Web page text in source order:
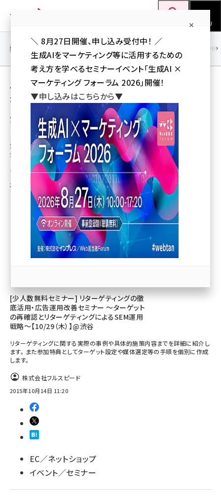
ン
MENU
seo (3524)
ai (2804)
youtube (2431)
note (2312)
セミナー (2306)
z世代 (1622)
meo (1275)
llmo (1163)
SEO アクセス解析／データ分析
用語「リマケ」 が使われている記事の一覧
全 3 記事中 1 ～ 3 を表示中
第２回【無料セミナー】6/19（金）Yahoo!
（YDN）の効果改善＆拡大ノウハウを公開！
第２回【無料セミナー】6/19（金）Yahoo!（YDN）の効果改善＆拡大ノウハウを
公開！
株式会社ブレイク・フィールド社
2015年6月1日 20:09
マーケティング／広告
[少人数無料セミナー] リターゲティングの徹
底活用・広告運用改善セミナー ～ターゲット
の再確認とリターゲティングによるSEM運用
戦略～【10/29（木）】@渋谷
リターゲティングに関する実際の事例や具体的施策内容までを詳細に紹介し
ます。 また参加特典としてターゲット設定や媒体選定等の手順を個別に作成
します。
株式会社フルスピード
2015年10月14日 11:20
EC／ネットショップ
イベント／セミナー
＼ 8月27日開催、申し込み受付中！ ／
生成AIをマーケティング等に活用するための
考え方を学べるセミナーイベント「生成AI ×
マーケティング フォーラム 2026」開催！
▼申し込みはこちらから▼